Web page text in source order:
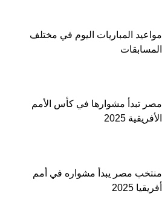
مواعيد المباريات اليوم في مختلف
المسابقات
مصر تبدأ مشوارها في كأس الأمم
الأفريقية 2025
منتخب مصر يبدأ مشواره في أمم
أفريقيا 2025